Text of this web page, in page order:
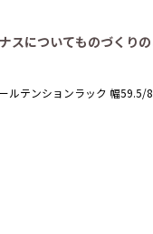
スについてものづくり
ルテンションラック 幅